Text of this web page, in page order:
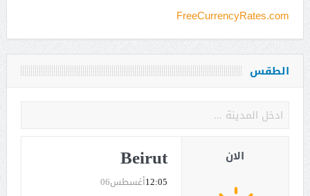
FreeCurrencyRates.com
الطقس
Beirut
أغسطس0612:05
الان